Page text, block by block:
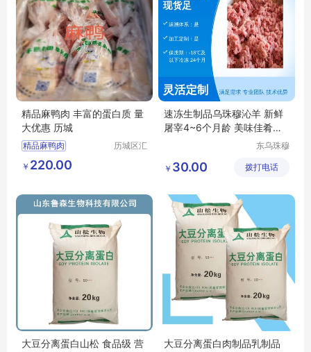
精品麻鸭肉 丰富的蛋白质 量
大优惠 历城
精品麻鸭肉
历城区汇
￥ 220.00
速冻生制品乌珠穆沁羊 新鲜
屠宰4~6个月龄 美味佳肴货
东乌珠穆
商贸有限
￥ 30.00 拨打电话
大豆分离蛋白山松 食品级 营
大豆分离蛋白肉制品乳制品